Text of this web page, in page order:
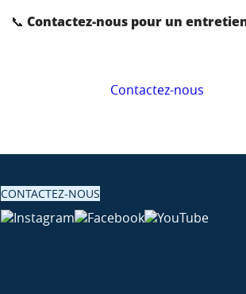
📞Contactez-nous pour un
Contactez-nous
CONTACTEZ-NOUS